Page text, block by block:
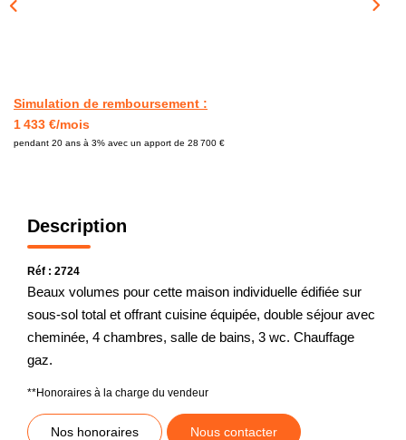
Simulation de remboursement :
1 433 €/mois
pendant 20 ans à 3% avec un apport de 28 700 €
Description
Réf : 2724
Beaux volumes pour cette maison individuelle édifiée sur
sous-sol total et offrant cuisine équipée, double séjour avec
cheminée, 4 chambres, salle de bains, 3 wc. Chauffage
gaz.
**Honoraires à la charge du vendeur
Nos honoraires Nous contacter